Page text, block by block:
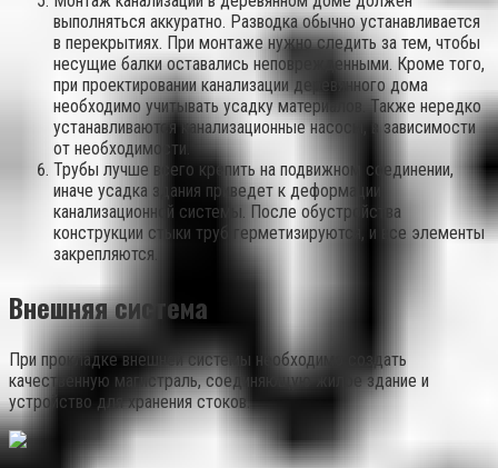
выполняться аккуратно. Разводка обычно устанавливается
в перекрытиях. При монтаже нужно следить за тем, чтобы
несущие балки оставались неповрежденными. Кроме того,
при проектировании канализации деревянного дома
необходимо учитывать усадку материалов. Также нередко
устанавливаются канализационные насосы, в зависимости
от необходимости.
Трубы лучше всего крепить на подвижном соединении,
иначе усадка здания приведет к деформации
канализационной системы. После обустройства
конструкции стыки труб герметизируются, и все элементы
закрепляются.
Внешняя система
При прокладке внешней системы необходимо создать
качественную магистраль, соединяющую жилое здание и
устройство для хранения стоков.